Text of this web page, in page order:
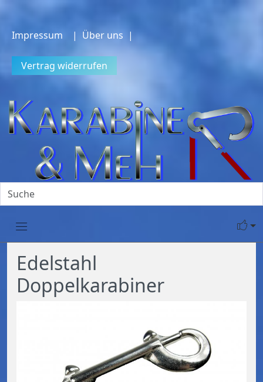
Impressum | Über uns |
Vertrag widerrufen
Edelstahl
Doppelkarabiner